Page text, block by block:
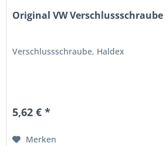
Original VW
Verschlussschraube, Haldex
5,62 € *
Merken